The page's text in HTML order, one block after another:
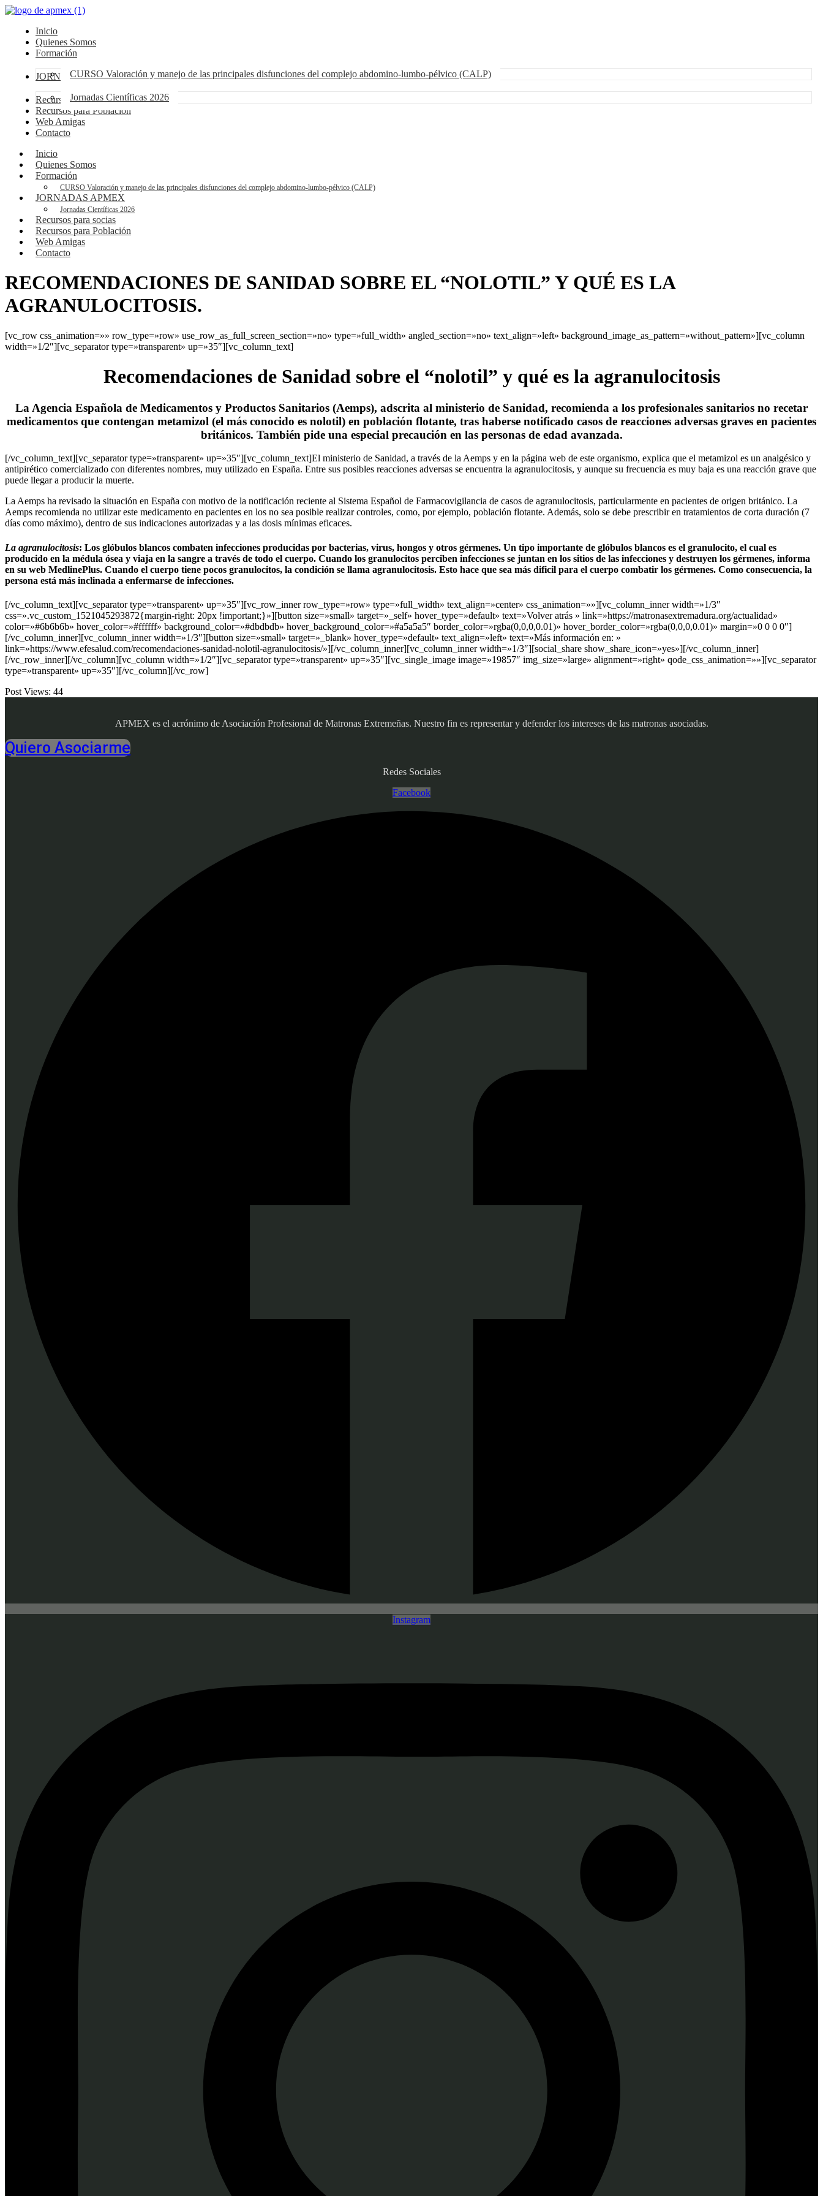
Inicio
Quienes Somos
Formación
CURSO Valoración y manejo de las principales disfunciones del complejo abdomino-lumbo-pélvico (CALP)
JORNADAS APMEX
Jornadas Científicas 2026
Recursos para socias
Recursos para Población
Web Amigas
Contacto
Inicio
Quienes Somos
Formación
CURSO Valoración y manejo de las principales disfunciones del complejo abdomino-lumbo-pélvico (CALP)
JORNADAS APMEX
Jornadas Científicas 2026
Recursos para socias
Recursos para Población
Web Amigas
Contacto
RECOMENDACIONES DE SANIDAD SOBRE EL “NOLOTIL” Y QUÉ ES LA
AGRANULOCITOSIS.
[vc_row css_animation=»» row_type=»row» use_row_as_full_screen_section=»no» type=»full_width» angled_section=»no» text_align=»left» background_image_as_pattern=»without_pattern»][vc_column
width=»1/2″][vc_separator type=»transparent» up=»35″][vc_column_text]
Recomendaciones de Sanidad sobre el “nolotil” y qué es la agranulocitosis
La Agencia Española de Medicamentos y Productos Sanitarios (Aemps), adscrita al ministerio de Sanidad, recomienda a los profesionales sanitarios no recetar
medicamentos que contengan metamizol (el más conocido es nolotil) en población flotante, tras haberse notificado casos de reacciones adversas graves en pacientes
británicos. También pide una especial precaución en las personas de edad avanzada.
[/vc_column_text][vc_separator type=»transparent» up=»35″][vc_column_text]El ministerio de Sanidad, a través de la Aemps y en la página web de este organismo, explica que el metamizol es un analgésico y
antipirético comercializado con diferentes nombres, muy utilizado en España. Entre sus posibles reacciones adversas se encuentra la agranulocitosis, y aunque su frecuencia es muy baja es una reacción grave que
puede llegar a producir la muerte.
La Aemps ha revisado la situación en España con motivo de la notificación reciente al Sistema Español de Farmacovigilancia de casos de agranulocitosis, particularmente en pacientes de origen británico. La
Aemps recomienda no utilizar este medicamento en pacientes en los no sea posible realizar controles, como, por ejemplo, población flotante. Además, solo se debe prescribir en tratamientos de corta duración (7
días como máximo), dentro de sus indicaciones autorizadas y a las dosis mínimas eficaces.
La agranulocitosis: Los glóbulos blancos combaten infecciones producidas por bacterias, virus, hongos y otros gérmenes. Un tipo importante de glóbulos blancos es el granulocito, el cual es
producido en la médula ósea y viaja en la sangre a través de todo el cuerpo. Cuando los granulocitos perciben infecciones se juntan en los sitios de las infecciones y destruyen los gérmenes, informa
en su web MedlinePlus. Cuando el cuerpo tiene pocos granulocitos, la condición se llama agranulocitosis. Esto hace que sea más dificil para el cuerpo combatir los gérmenes. Como consecuencia, la
persona está más inclinada a enfermarse de infecciones.
[/vc_column_text][vc_separator type=»transparent» up=»35″][vc_row_inner row_type=»row» type=»full_width» text_align=»center» css_animation=»»][vc_column_inner width=»1/3″
css=».vc_custom_1521045293872{margin-right: 20px !important;}»][button size=»small» target=»_self» hover_type=»default» text=»Volver atrás » link=»https://matronasextremadura.org/actualidad»
color=»#6b6b6b» hover_color=»#ffffff» background_color=»#dbdbdb» hover_background_color=»#a5a5a5″ border_color=»rgba(0,0,0,0.01)» hover_border_color=»rgba(0,0,0,0.01)» margin=»0 0 0 0″]
[/vc_column_inner][vc_column_inner width=»1/3″][button size=»small» target=»_blank» hover_type=»default» text_align=»left» text=»Más información en: »
link=»https://www.efesalud.com/recomendaciones-sanidad-nolotil-agranulocitosis/»][/vc_column_inner][vc_column_inner width=»1/3″][social_share show_share_icon=»yes»][/vc_column_inner]
[/vc_row_inner][/vc_column][vc_column width=»1/2″][vc_separator type=»transparent» up=»35″][vc_single_image image=»19857″ img_size=»large» alignment=»right» qode_css_animation=»»][vc_separator
type=»transparent» up=»35″][/vc_column][/vc_row]
Post Views: 44
APMEX es el acrónimo de Asociación Profesional de Matronas Extremeñas. Nuestro fin es representar y defender los intereses de las matronas asociadas.
Quiero Asociarme
Redes Sociales
Facebook
Instagram